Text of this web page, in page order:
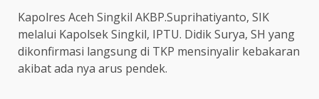
Kapolres Aceh Singkil AKBP.Suprihatiyanto, SIK
melalui Kapolsek Singkil, IPTU. Didik Surya, SH yang
dikonfirmasi langsung di TKP mensinyalir kebakaran
akibat ada nya arus pendek.